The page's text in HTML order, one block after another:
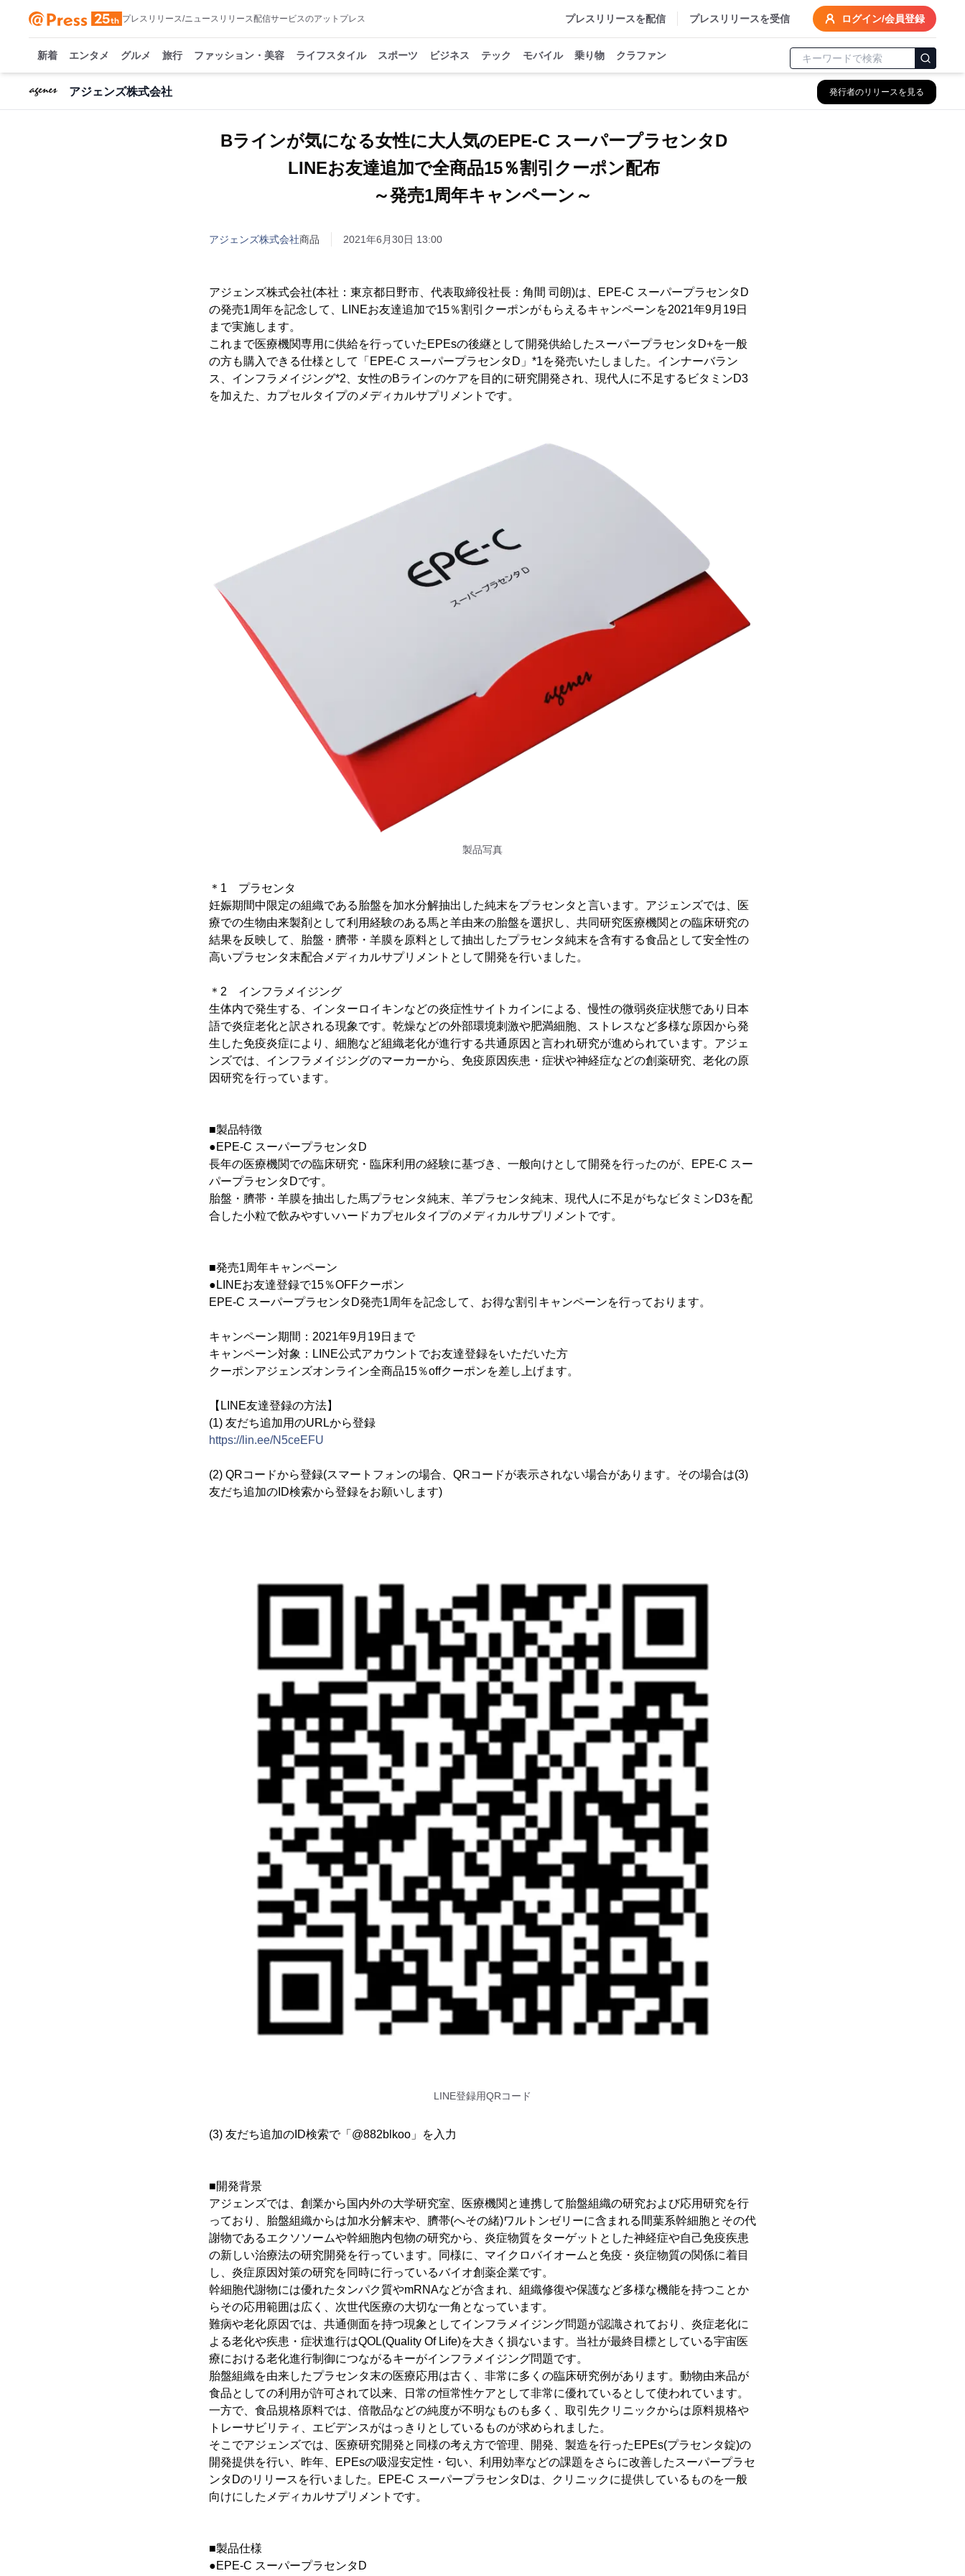
プレスリリース/ニュースリリース配信サービスのアットプレス プレスリリースを配信 プレスリリースを受信 ログイン/会員登録
新着 エンタメ グルメ 旅行 ファッション・美容 ライフスタイル スポーツ ビジネス テック モバイル 乗り物 クラファン
アジェンズ株式会社 発行者のリリースを見る
Bラインが気になる女性に大人気のEPE-C スーパープラセンタD
LINEお友達追加で全商品15％割引クーポン配布
～発売1周年キャンペーン～
アジェンズ株式会社商品 2021年6月30日 13:00
アジェンズ株式会社(本社：東京都日野市、代表取締役社長：角間 司朗)は、EPE-C スーパープラセンタD
の発売1周年を記念して、LINEお友達追加で15％割引クーポンがもらえるキャンペーンを2021年9月19日
まで実施します。
これまで医療機関専用に供給を行っていたEPEsの後継として開発供給したスーパープラセンタD+を一般
の方も購入できる仕様として「EPE-C スーパープラセンタD」*1を発売いたしました。インナーバラン
ス、インフラメイジング*2、女性のBラインのケアを目的に研究開発され、現代人に不足するビタミンD3
を加えた、カプセルタイプのメディカルサプリメントです。
製品写真
＊1 プラセンタ
妊娠期間中限定の組織である胎盤を加水分解抽出した純末をプラセンタと言います。アジェンズでは、医
療での生物由来製剤として利用経験のある馬と羊由来の胎盤を選択し、共同研究医療機関との臨床研究の
結果を反映して、胎盤・臍帯・羊膜を原料として抽出したプラセンタ純末を含有する食品として安全性の
高いプラセンタ末配合メディカルサプリメントとして開発を行いました。
＊2 インフラメイジング
生体内で発生する、インターロイキンなどの炎症性サイトカインによる、慢性の微弱炎症状態であり日本
語で炎症老化と訳される現象です。乾燥などの外部環境刺激や肥満細胞、ストレスなど多様な原因から発
生した免疫炎症により、細胞など組織老化が進行する共通原因と言われ研究が進められています。アジェ
ンズでは、インフラメイジングのマーカーから、免疫原因疾患・症状や神経症などの創薬研究、老化の原
因研究を行っています。
■製品特徴
●EPE-C スーパープラセンタD
長年の医療機関での臨床研究・臨床利用の経験に基づき、一般向けとして開発を行ったのが、EPE-C スー
パープラセンタDです。
胎盤・臍帯・羊膜を抽出した馬プラセンタ純末、羊プラセンタ純末、現代人に不足がちなビタミンD3を配
合した小粒で飲みやすいハードカプセルタイプのメディカルサプリメントです。
■発売1周年キャンペーン
●LINEお友達登録で15％OFFクーポン
EPE-C スーパープラセンタD発売1周年を記念して、お得な割引キャンペーンを行っております。
キャンペーン期間：2021年9月19日まで
キャンペーン対象：LINE公式アカウントでお友達登録をいただいた方
クーポンアジェンズオンライン全商品15％offクーポンを差し上げます。
【LINE友達登録の方法】
(1) 友だち追加用のURLから登録
https://lin.ee/N5ceEFU
(2) QRコードから登録(スマートフォンの場合、QRコードが表示されない場合があります。その場合は(3)
友だち追加のID検索から登録をお願いします)
LINE登録用QRコード
(3) 友だち追加のID検索で「@882blkoo」を入力
■開発背景
アジェンズでは、創業から国内外の大学研究室、医療機関と連携して胎盤組織の研究および応用研究を行
っており、胎盤組織からは加水分解末や、臍帯(へその緒)ワルトンゼリーに含まれる間葉系幹細胞とその代
謝物であるエクソソームや幹細胞内包物の研究から、炎症物質をターゲットとした神経症や自己免疫疾患
の新しい治療法の研究開発を行っています。同様に、マイクロバイオームと免疫・炎症物質の関係に着目
し、炎症原因対策の研究を同時に行っているバイオ創薬企業です。
幹細胞代謝物には優れたタンパク質やmRNAなどが含まれ、組織修復や保護など多様な機能を持つことか
らその応用範囲は広く、次世代医療の大切な一角となっています。
難病や老化原因では、共通側面を持つ現象としてインフラメイジング問題が認識されており、炎症老化に
よる老化や疾患・症状進行はQOL(Quality Of Life)を大きく損ないます。当社が最終目標としている宇宙医
療における老化進行制御につながるキーがインフラメイジング問題です。
胎盤組織を由来したプラセンタ末の医療応用は古く、非常に多くの臨床研究例があります。動物由来品が
食品としての利用が許可されて以来、日常の恒常性ケアとして非常に優れているとして使われています。
一方で、食品規格原料では、倍散品などの純度が不明なものも多く、取引先クリニックからは原料規格や
トレーサビリティ、エビデンスがはっきりとしているものが求められました。
そこでアジェンズでは、医療研究開発と同様の考え方で管理、開発、製造を行ったEPEs(プラセンタ錠)の
開発提供を行い、昨年、EPEsの吸湿安定性・匂い、利用効率などの課題をさらに改善したスーパープラセ
ンタDのリリースを行いました。EPE-C スーパープラセンタDは、クリニックに提供しているものを一般
向けにしたメディカルサプリメントです。
■製品仕様
●EPE-C スーパープラセンタD